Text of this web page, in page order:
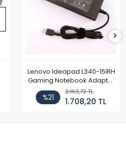
Lenovo Ideapad L340-15IRH
Gaming Notebook Adaptör
Cihazı Şarj Aleti (150W)
%21
2.163,72 TL
1.708,20 TL